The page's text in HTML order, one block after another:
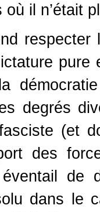
il n’était
degrés
(et
des
éventail de
dans le